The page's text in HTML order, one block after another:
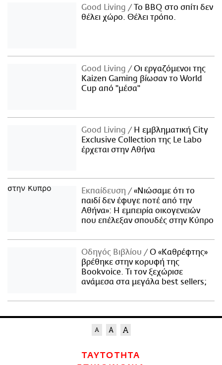
Good Living
Το BBQ στο σπίτι δεν
θέλει χώρο. Θέλει τρόπο.
Good Living
Οι εργαζόμενοι της
Kaizen Gaming βίωσαν το World
Cup από "μέσα"
Good Living
Η εμβληματική City
Exclusive Collection της Le Labo
έρχεται στην Αθήνα
Εκπαίδευση
«Νιώσαμε ότι το
παιδί δεν έφυγε ποτέ από την
Αθήνα»: Η εμπειρία οικογενειών
που επέλεξαν σπουδές στην Κύπρο
Οδηγός Βιβλίου
Ο «Καθρέφτης»
βρέθηκε στην κορυφή της
Bookvoice. Τι τον ξεχώρισε
ανάμεσα στα μεγάλα best sellers;
ΤΑΥΤΟΤΗΤΑ